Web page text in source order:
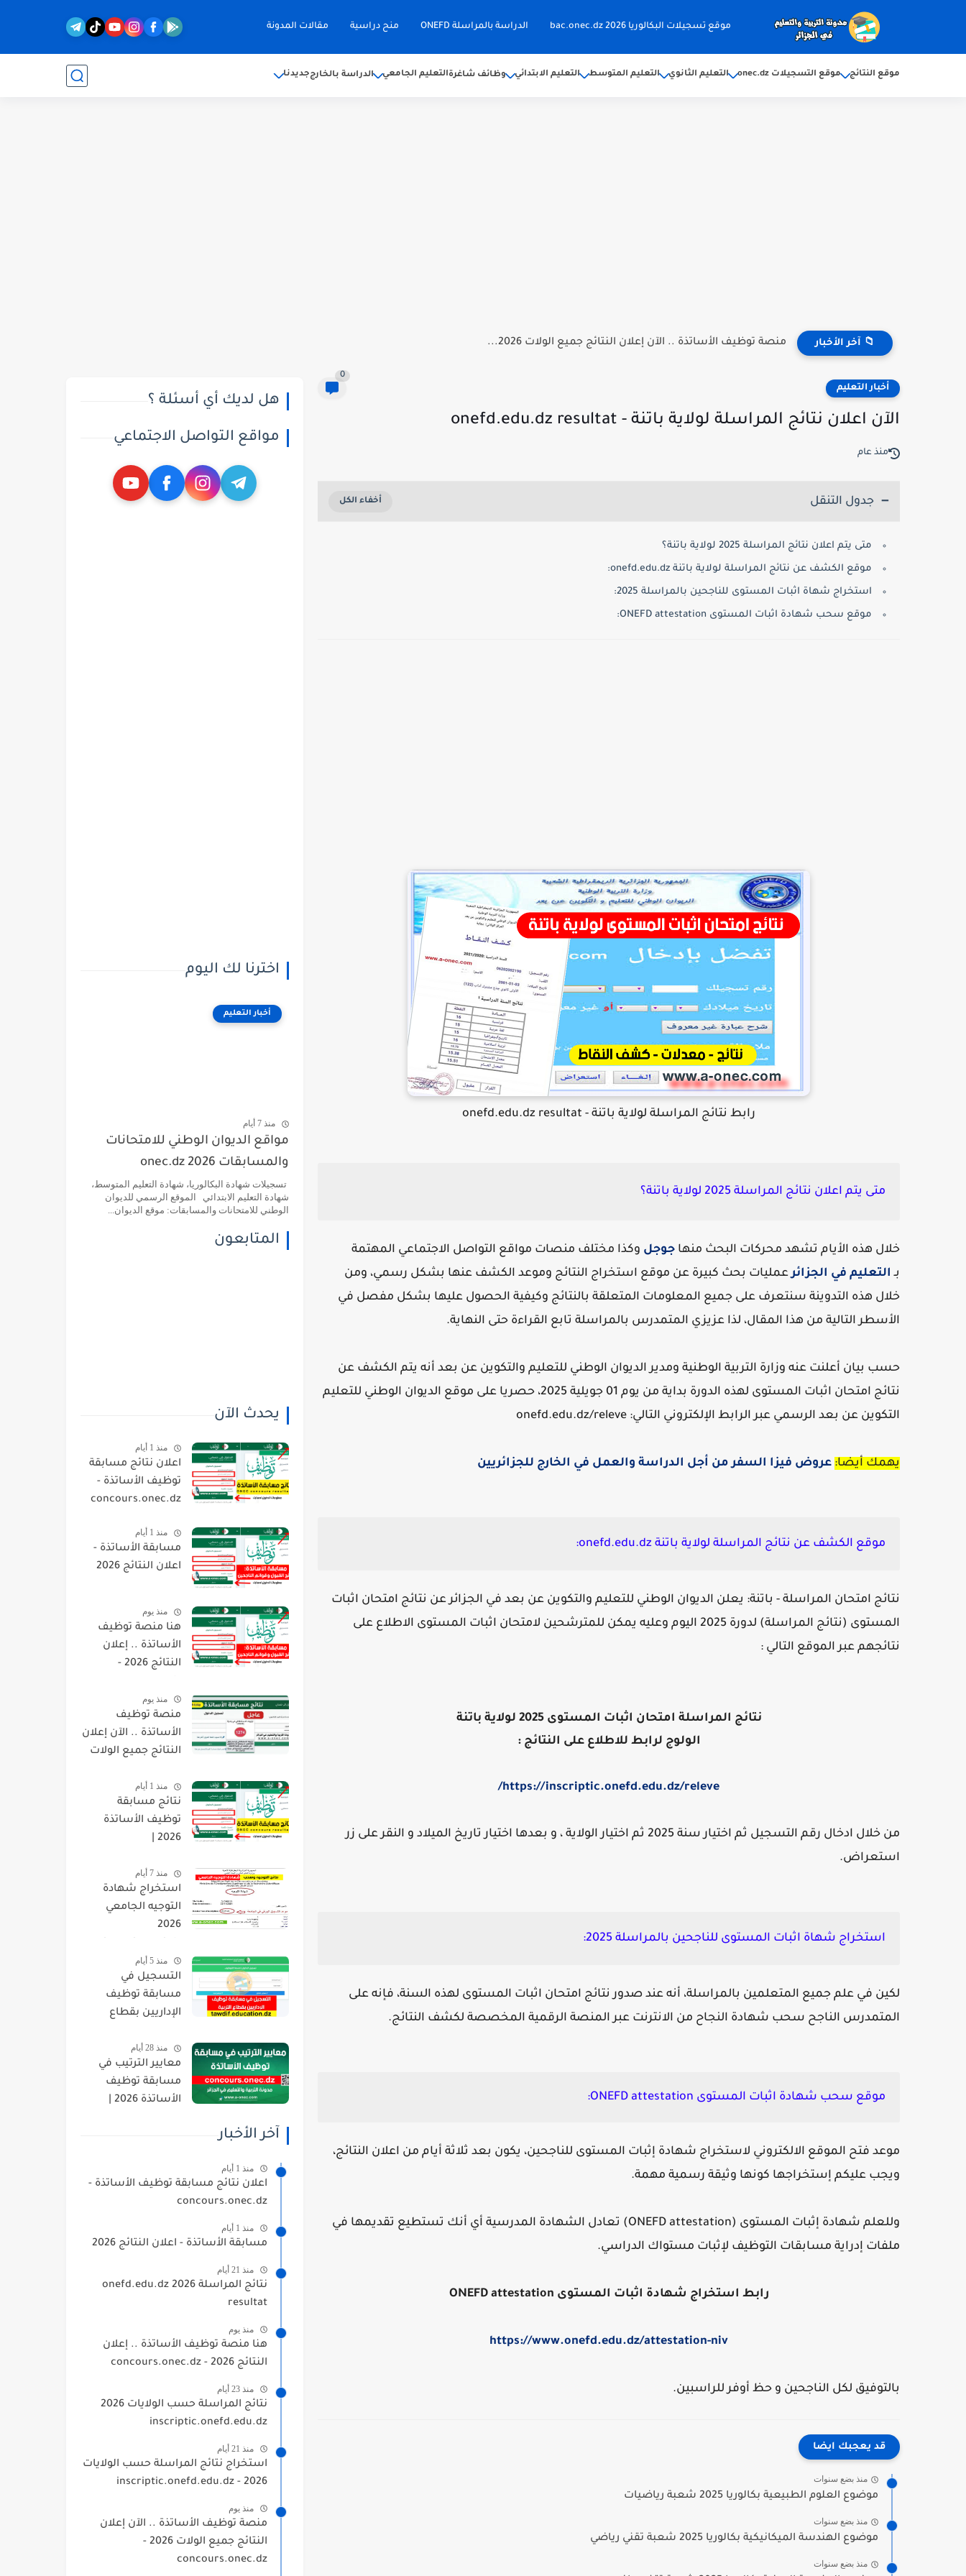
موقع تسجيلات البكالوريا 2026 bac.onec.dz الدراسة بالمراسلة ONEFD منح دراسية مقالات المدونة
موقع النتائج موقع التسجيلات onec.dz التعليم الثانوي التعليم المتوسط التعليم الابتدائي وظائف شاغرةالتعليم الجامعي الدراسة بالخارججديدنا
📁 آخر الأخبار منصة توظيف الأساتذة .. الآن إعلان النتائج جميع الولات 2026...
أخبار التعليم
0
الآن اعلان نتائج المراسلة لولاية باتنة - onefd.edu.dz resultat
منذ عام
جدول التنقل
متى يتم اعلان نتائج المراسلة 2025 لولاية باتنة؟
موقع الكشف عن نتائج المراسلة لولاية باتنة onefd.edu.dz:
استخراج شهاة اثبات المستوى للناجحين بالمراسلة 2025:
موقع سحب شهادة اثبات المستوى ONEFD attestation:
رابط نتائج المراسلة لولاية باتنة - onefd.edu.dz resultat
متى يتم اعلان نتائج المراسلة 2025 لولاية باتنة؟
خلال هذه الأيام تشهد محركات البحث منها جوجل وكذا مختلف منصات مواقع التواصل الاجتماعي المهتمة
بـ التعليم في الجزائرعمليات بحث كبيرة عن موقع استخراج النتائج وموعد الكشف عنها بشكل رسمي، ومن
خلال هذه التدوينة سنتعرف على جميع المعلومات المتعلقة بالنتائج وكيفية الحصول عليها بشكل مفصل في
الأسطر التالية من هذا المقال، لذا عزيزي المتمدرس بالمراسلة تابع القراءة حتى النهاية.
حسب بيان أعلنت عنه وزارة التربية الوطنية ومدير الديوان الوطني للتعليم والتكوين عن بعد أنه يتم الكشف عن
نتائج امتحان اثبات المستوى لهذه الدورة بداية من يوم 01 جويلية 2025، حصريا على موقع الديوان الوطني للتعليم
التكوين عن بعد الرسمي عبر الرابط الإلكتروني التالي: onefd.edu.dz/releve
يهمك أيضا: عروض فيزا السفر من أجل الدراسة والعمل في الخارج للجزائريين
موقع الكشف عن نتائج المراسلة لولاية باتنة onefd.edu.dz:
نتائج امتحان المراسلة - باتنة: يعلن الديوان الوطني للتعليم والتكوين عن بعد في الجزائر عن نتائج امتحان اثبات
المستوى (نتائج المراسلة) لدورة 2025 اليوم
وعليه يمكن للمترشحين لامتحان اثبات المستوى الاطلاع على
نتائجهم عبر الموقع التالي :
نتائج المراسلة امتحان اثبات المستوى 2025 لولاية باتنة
الولوج لرابط للاطلاع على النتائج :
https://inscriptic.onefd.edu.dz/releve/
من خلال ادخال رقم التسجيل ثم اختيار سنة 2025 ثم اختيار الولاية ، و بعدها اختيار تاريخ الميلاد و النقر على زر
استعراض.
استخراج شهاة اثبات المستوى للناجحين بالمراسلة 2025:
لكين في علم جميع المتعلمين بالمراسلة، أنه عند صدور نتائج امتحان اثبات المستوى لهذه السنة، فإنه على
المتمدرس الناجح سحب شهادة النجاح من الانترنت عبر المنصة الرقمية المخصصة لكشف النتائج.
موقع سحب شهادة اثبات المستوى ONEFD attestation:
موعد فتح الموقع الالكتروني لاستخراج شهادة إثبات المستوى للناجحين، يكون بعد ثلاثة أيام من اعلان النتائج،
ويجب عليكم إستخراجها كونها وثيقة رسمية مهمة.
وللعلم شهادة إثبات المستوى (ONEFD attestation)
تعادل الشهادة المدرسية أي أنك تستطيع تقديمها في
ملفات إدراية مسابقات التوظيف لإثبات مستواك الدراسي.
رابط استخراج شهادة اثبات المستوى ONEFD attestation
https://www.onefd.edu.dz/attestation-niv
بالتوفيق لكل الناجحين و حظ أوفر للراسبين.
قد يعجبك ايضا
منذ بضع سنوات
موضوع العلوم الطبيعية بكالوريا 2025 شعبة رياضيات
منذ بضع سنوات
موضوع الهندسة الميكانيكية بكالوريا 2025 شعبة تقني رياضي
منذ بضع سنوات
هل لديك أي أسئلة ؟
مواقع التواصل الاجتماعي
اخترنا لك اليوم
أخبار التعليم
منذ 7 أيام
مواقع الديوان الوطني للامتحانات
والمسابقات 2026 onec.dz
تسجيلات شهادة البكالوريا، شهادة التعليم المتوسط،
شهادة التعليم الابتدائي الموقع الرسمي للديوان
الوطني للامتحانات والمسابقات: موقع الديوان...
المتابعون
يحدث الآن
منذ 1 أيام
اعلان نتائج مسابقة
توظيف الأساتذة -
concours.onec.dz
منذ 1 أيام
مسابقة الأساتذة -
اعلان النتائج 2026
منذ يوم
هنا منصة توظيف
الأساتذة .. إعلان
النتائج 2026 -
منذ يوم
منصة توظيف
الأساتذة .. الآن إعلان
النتائج جميع الولات
concours.onec.dz
منذ 1 أيام
نتائج مسابقة
توظيف الأساتذة
résultat
منذ 7 أيام
استخراج شهادة
التوجيه الجامعي
2026
منذ 5 أيام
التسجيل في
مسابقة توظيف
الإداريين بقطاع
tawdif.education.dz
منذ 28 أيام
معايير الترتيب في
مسابقة توظيف
آخر الأخبار
منذ 1 أيام
اعلان نتائج مسابقة توظيف الأساتذة -
concours.onec.dz
منذ 1 أيام
مسابقة الأساتذة - اعلان النتائج 2026
منذ 21 أيام
نتائج المراسلة 2026 onefd.edu.dz
resultat
منذ يوم
هنا منصة توظيف الأساتذة .. إعلان
النتائج 2026 - concours.onec.dz
منذ 23 أيام
نتائج المراسلة حسب الولايات 2026
inscriptic.onefd.edu.dz
منذ 21 أيام
استخراج نتائج المراسلة حسب الولايات
2026 - inscriptic.onefd.edu.dz
منذ يوم
منصة توظيف الأساتذة .. الآن إعلان
النتائج جميع الولات 2026 -
concours.onec.dz